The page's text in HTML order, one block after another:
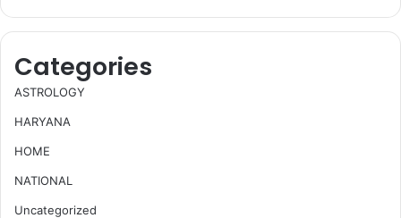
Categories
ASTROLOGY
HARYANA
HOME
NATIONAL
Uncategorized